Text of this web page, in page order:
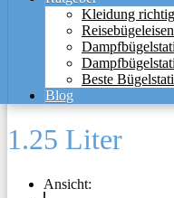
Kleidung
Beste
Blog
1.25 Liter
Ansicht: